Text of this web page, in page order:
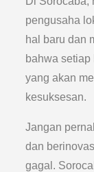
pengusaha
hal baru dan
bahwa
yang akan
kesuksesan.
Jangan
dan
gagal.